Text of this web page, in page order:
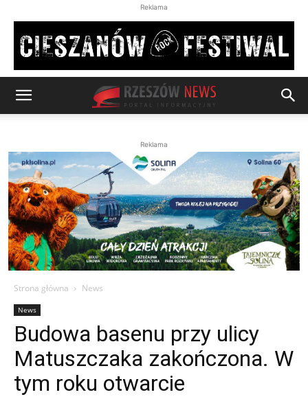
Reklama
Reklama
Strona główna News
News
Budowa basenu przy ulicy
Matuszczaka zakończona. W
tym roku otwarcie